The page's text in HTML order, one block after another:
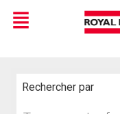
Live
En Direct
Menu
Rechercher par